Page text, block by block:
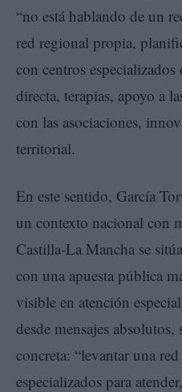
“no está hablando de un
red regional propia,
con centros
directa, terapias, apoyo a
con las asociaciones,
territorial.
En este sentido, García
un contexto nacional con
Castilla-La Mancha se
con una apuesta pública
visible en atención
desde mensajes
concreta: “levantar una
especializados para